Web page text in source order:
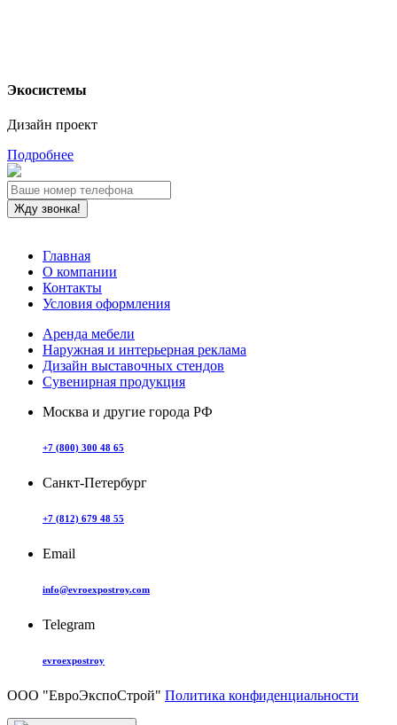
Экосистемы
Дизайн проект
Подробнее
Главная
О компании
Контакты
Условия оформления
Аренда мебели
Наружная и интерьерная реклама
Дизайн выставочных стендов
Сувенирная продукция
Москва и другие города РФ
+7 (800) 300 48 65
Санкт-Петербург
+7 (812) 679 48 55
Email
info@evroexpostroy.com
Telegram
evroexpostroy
ООО "ЕвроЭкспоСтрой" Политика конфиденциальности